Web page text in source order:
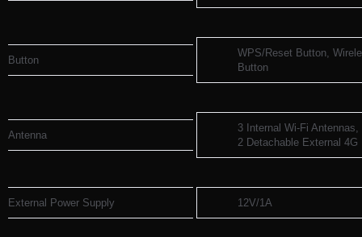
Button
WPS/Reset Button,
Button
Antenna
3 Internal Wi-Fi Antennas,
2 Detachable External 4G
External Power Supply 12V/1A